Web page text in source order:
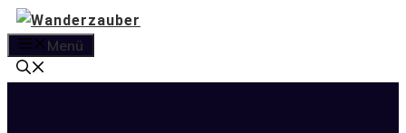
Zum
Inhalt
springen
Menü